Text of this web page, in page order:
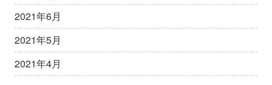
2021年6月
2021年5月
2021年4月